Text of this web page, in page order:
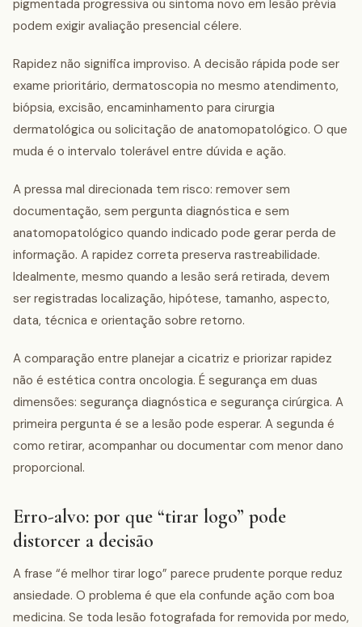
pigmentada progressiva ou sintoma novo em lesão prévia
podem exigir avaliação presencial célere.
Rapidez não significa improviso. A decisão rápida pode ser
exame prioritário, dermatoscopia no mesmo atendimento,
biópsia, excisão, encaminhamento para cirurgia
dermatológica ou solicitação de anatomopatológico. O que
muda é o intervalo tolerável entre dúvida e ação.
A pressa mal direcionada tem risco: remover sem
documentação, sem pergunta diagnóstica e sem
anatomopatológico quando indicado pode gerar perda de
informação. A rapidez correta preserva rastreabilidade.
Idealmente, mesmo quando a lesão será retirada, devem
ser registradas localização, hipótese, tamanho, aspecto,
data, técnica e orientação sobre retorno.
A comparação entre planejar a cicatriz e priorizar rapidez
não é estética contra oncologia. É segurança em duas
dimensões: segurança diagnóstica e segurança cirúrgica. A
primeira pergunta é se a lesão pode esperar. A segunda é
como retirar, acompanhar ou documentar com menor dano
proporcional.
Erro-alvo: por que “tirar logo” pode
distorcer a decisão
A frase “é melhor tirar logo” parece prudente porque reduz
ansiedade. O problema é que ela confunde ação com boa
medicina. Se toda lesão fotografada for removida por medo,